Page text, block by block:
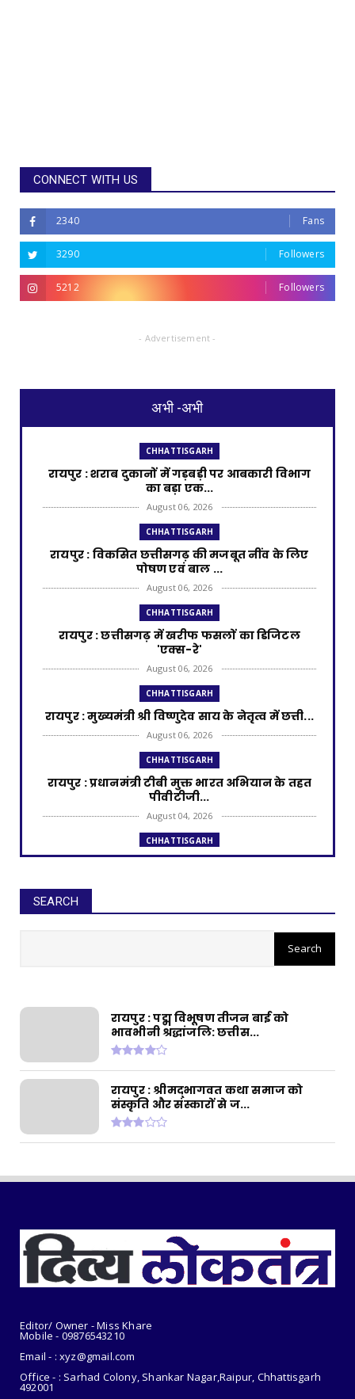
CONNECT WITH US
2340 Fans
3290 Followers
5212 Followers
- Advertisement -
अभी -अभी
CHHATTISGARH
रायपुर : शराब दुकानों में गड़बड़ी पर आबकारी विभाग
का बड़ा एक...
August 06, 2026
CHHATTISGARH
रायपुर : विकसित छत्तीसगढ़ की मजबूत नींव के लिए
पोषण एवं बाल ...
August 06, 2026
CHHATTISGARH
​रायपुर : ​छत्तीसगढ़ में खरीफ फसलों का डिजिटल
'एक्स-रे'
August 06, 2026
CHHATTISGARH
रायपुर : मुख्यमंत्री श्री विष्णुदेव साय के नेतृत्व में छत्ती...
August 06, 2026
CHHATTISGARH
रायपुर : प्रधानमंत्री टीबी मुक्त भारत अभियान के तहत
पीवीटीजी...
August 04, 2026
CHHATTISGARH
रायपुर : प्रधानमंत्री आवास योजना से साकार हो रहा
रायपुर : छत्तीसगढ़ में अमानक पनीर और डेयरी
एनालॉग उत्पादों प...
July 31, 2026
CHHATTISGARH
रायपुर : सुतियापाट लिंक केनाल के कार्यों के लिए
2.66 करोड़ र...
रायपुर : राजस्व मामलों में देरी बर्दाश्त नहीं, समय पर
SEARCH
रायपुर : आरसीसी नालियों के निर्माण के
रायपुर : पद्म विभूषण तीजन बाई को
भावभीनी श्रद्धांजलि: छत्तीस...
रायपुर : श्रीमद्भागवत कथा समाज को
संस्कृति और संस्कारों से ज...
Editor/ Owner - Miss Khare
Mobile - 09876543210
Email - : xyz@gmail.com
Office - : Sarhad Colony, Shankar Nagar,Raipur, Chhattisgarh
492001